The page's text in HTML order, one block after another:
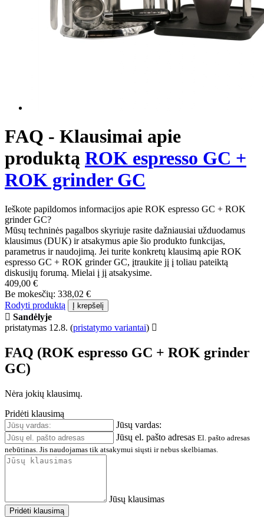
FAQ - Klausimai apie
produktą ROK espresso GC +
ROK grinder GC
Ieškote papildomos informacijos apie ROK espresso GC + ROK
grinder GC?
Mūsų techninės pagalbos skyriuje rasite dažniausiai užduodamus
klausimus (DUK) ir atsakymus apie šio produkto funkcijas,
parametrus ir naudojimą. Jei turite konkretų klausimą apie ROK
espresso GC + ROK grinder GC, įtraukite jį į toliau pateiktą
diskusijų forumą. Mielai į jį atsakysime.
409,00 €
Be mokesčių: 338,02 €
Rodyti produktą
Į krepšelį
Sandėlyje
pristatymas 12.8. (pristatymo variantai)
FAQ (ROK espresso GC + ROK grinder
GC)
Nėra jokių klausimų.
Pridėti klausimą
Jūsų vardas:
Jūsų el. pašto adresas El. pašto adresas
nebūtinas. Jis naudojamas tik atsakymui siųsti ir nebus skelbiamas.
Jūsų klausimas
Pridėti klausimą